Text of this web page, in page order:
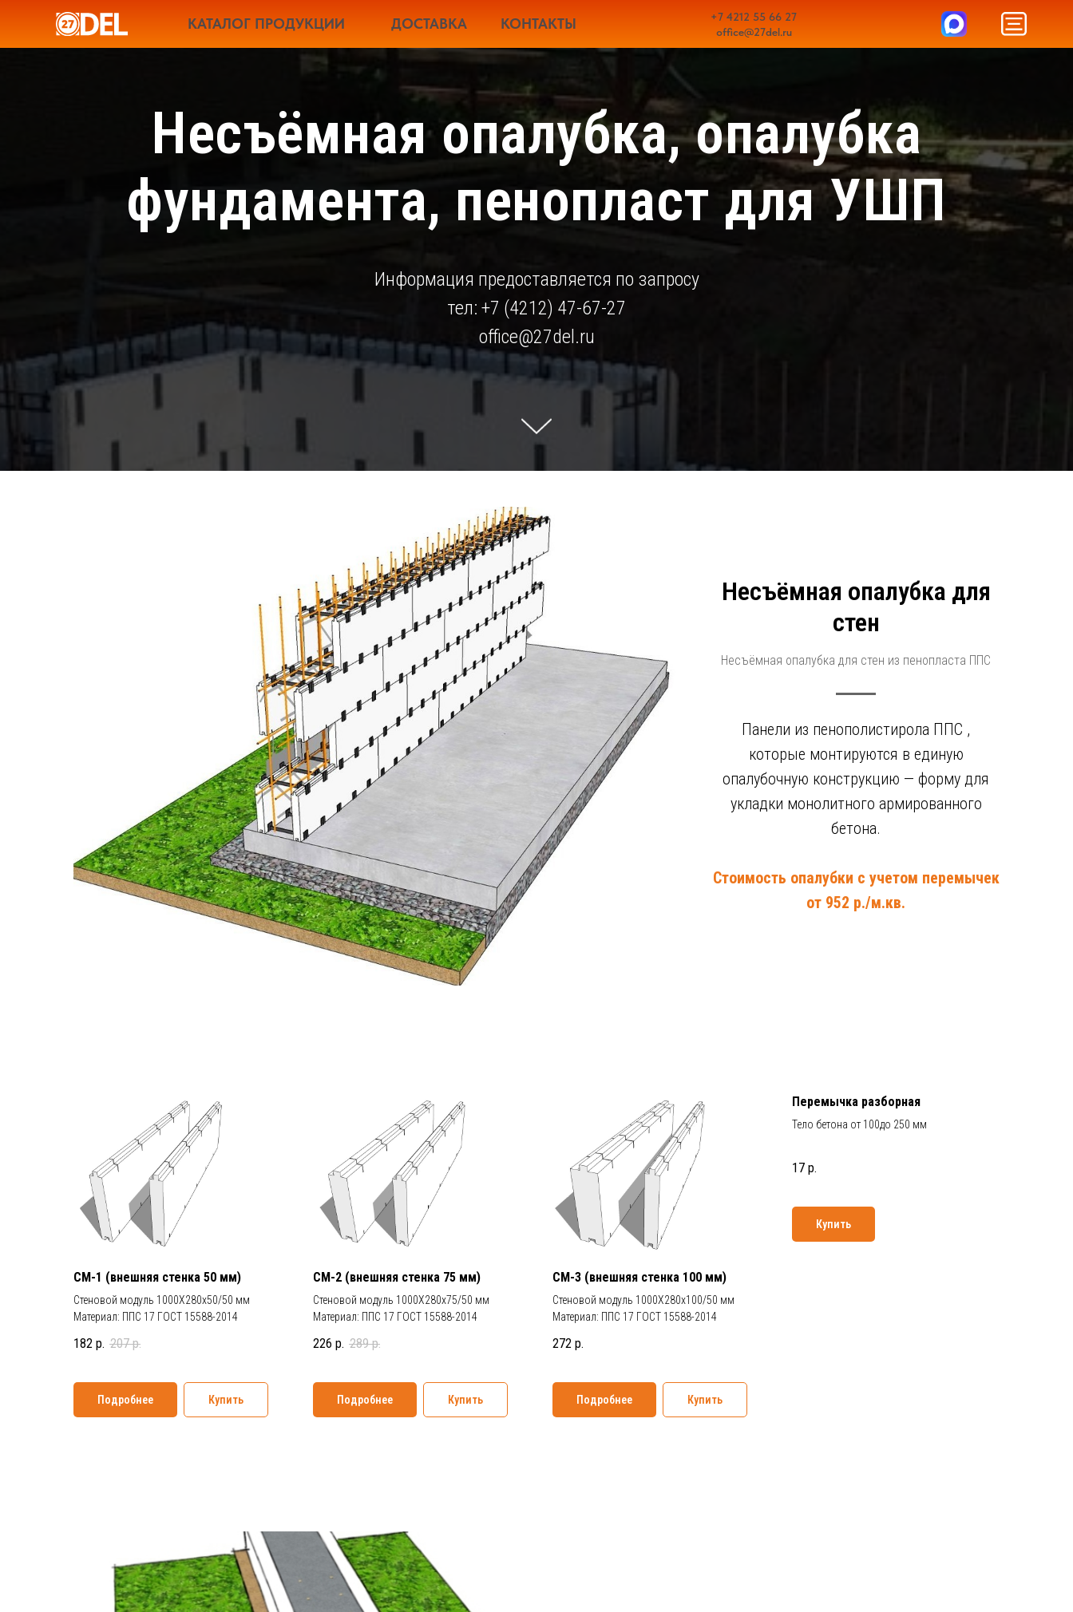
КАТАЛОГ ПРОДУКЦИИ ДОСТАВКА КОНТАКТЫ
+7 4212 55 66 27
office@27del.ru
Несъёмная опалубка, опалубка
фундамента, пенопласт для УШП
Информация предоставляется по запросу
тел: +7 (4212) 47-67-27
office@27del.ru
Несъёмная опалубка для
стен
Несъёмная опалубка для стен из пенопласта ППС
Панели из пенополистирола ППС ,
которые монтируются в единую
опалубочную конструкцию — форму для
укладки монолитного армированного
бетона.
Стоимость опалубки с учетом перемычек
от 952 р./м.кв.
СМ-1 (внешняя стенка 50 мм)
Стеновой модуль 1000Х280х50/50 мм
Материал: ППС 17 ГОСТ 15588-2014
182 р. 207 р.
Подробнее Купить
СМ-2 (внешняя стенка 75 мм)
Стеновой модуль 1000Х280х75/50 мм
Материал: ППС 17 ГОСТ 15588-2014
226 р. 289 р.
Подробнее Купить
СМ-3 (внешняя стенка 100 мм)
Стеновой модуль 1000Х280х100/50 мм
Материал: ППС 17 ГОСТ 15588-2014
272 р.
Подробнее Купить
Перемычка разборная
Тело бетона от 100до 250 мм
17 р.
Купить